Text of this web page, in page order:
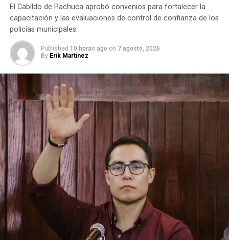
El Cabildo de Pachuca aprobó convenios para fortalecer la
capacitación y las evaluaciones de control de confianza de los
policías municipales.
Published 10 horas ago on 7 agosto, 2026
By Erik Martinez